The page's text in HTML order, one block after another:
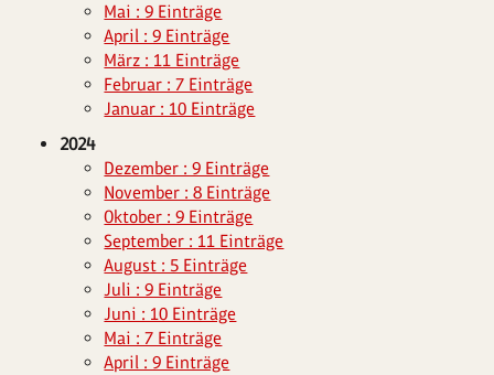
Mai : 9 Einträge
April : 9 Einträge
März : 11 Einträge
Februar : 7 Einträge
Januar : 10 Einträge
2024
Dezember : 9 Einträge
November : 8 Einträge
Oktober : 9 Einträge
September : 11 Einträge
August : 5 Einträge
Juli : 9 Einträge
Juni : 10 Einträge
Mai : 7 Einträge
April : 9 Einträge